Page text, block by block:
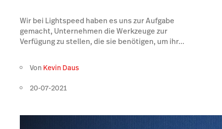
Wir bei Lightspeed haben es uns zur Aufgabe
gemacht, Unternehmen die Werkzeuge zur
Verfügung zu stellen, die sie benötigen, um ihr...
Von Kevin Daus
20-07-2021